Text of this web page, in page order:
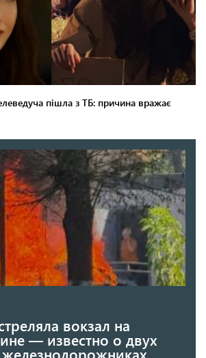
вокзал на
— известно о двух